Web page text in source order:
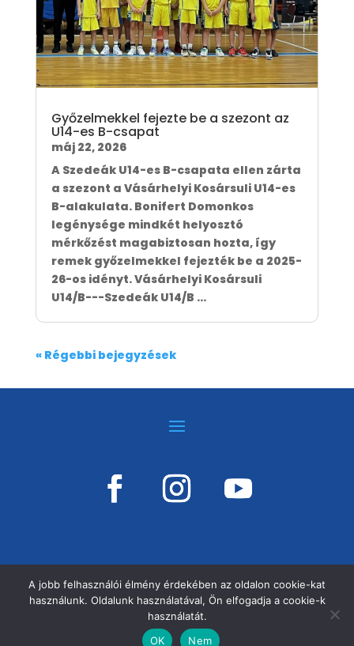
Győzelmekkel fejezte be a szezont az
U14-es B-csapat
máj 22, 2026
A Szedeák U14-es B-csapata ellen zárta
a szezont a Vásárhelyi Kosársuli U14-es
B-alakulata. Bonifert Domonkos
legénysége mindkét helyosztó
mérkőzést magabiztosan hozta, így
remek győzelmekkel fejezték be a 2025-
26-os idényt. Vásárhelyi Kosársuli
U14/B---Szedeák U14/B ...
« Régebbi bejegyzések
VÁSÁRHELYI KOSÁRSULI, MINDEN JOG
FENNTARTVA!
A jobb felhasználói élmény érdekében az oldalon cookie-kat
használunk. Oldalunk használatával, Ön elfogadja a cookie-k
használatát.
OK
Nem